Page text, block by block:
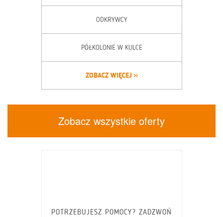
ODKRYWCY
PÓŁKOLONIE W KULCE
ZOBACZ WIĘCEJ
Zobacz wszystkie oferty
POTRZEBUJESZ POMOCY? ZADZWOŃ